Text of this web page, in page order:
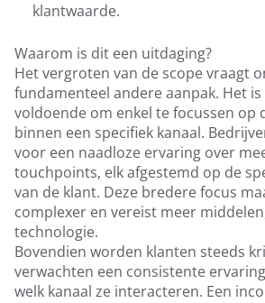
klantwaarde.
Waarom is dit een uitdaging?
Het vergroten van de scope vraagt
fundamenteel andere aanpak. Het
voldoende om enkel te focussen op
binnen een specifiek kanaal.
voor een naadloze ervaring over
touchpoints, elk afgestemd op de
van de klant. Deze bredere focus
complexer en vereist meer
technologie.
Bovendien worden klanten steeds
verwachten een consistente
welk kanaal ze interacteren. Een